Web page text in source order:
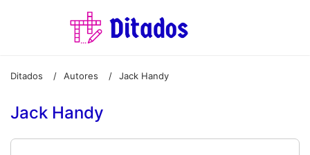
Ditados / Autores / Jack Handy
Jack Handy